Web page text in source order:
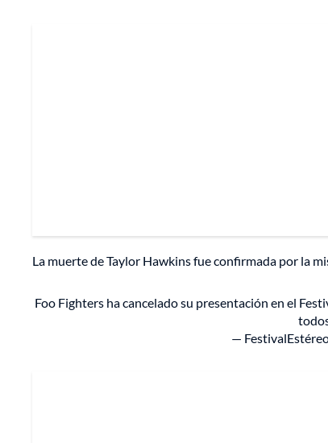
La muerte de Taylor Hawkins fue confirmada por la
Foo Fighters ha cancelado su presentación en el
—